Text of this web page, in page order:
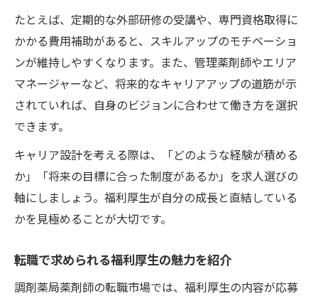
たとえば、定期的な外部研修の受講や、専門資格取得に
かかる費用補助があると、スキルアップのモチベーショ
ンが維持しやすくなります。また、管理薬剤師やエリア
マネージャーなど、将来的なキャリアアップの道筋が示
されていれば、自身のビジョンに合わせて働き方を選択
できます。
キャリア設計を考える際は、「どのような経験が積める
か」「将来の目標に合った制度があるか」を求人選びの
軸にしましょう。福利厚生が自分の成長と直結している
かを見極めることが大切です。
転職で求められる福利厚生の魅力を紹介
調剤薬局薬剤師の転職市場では、福利厚生の内容が応募